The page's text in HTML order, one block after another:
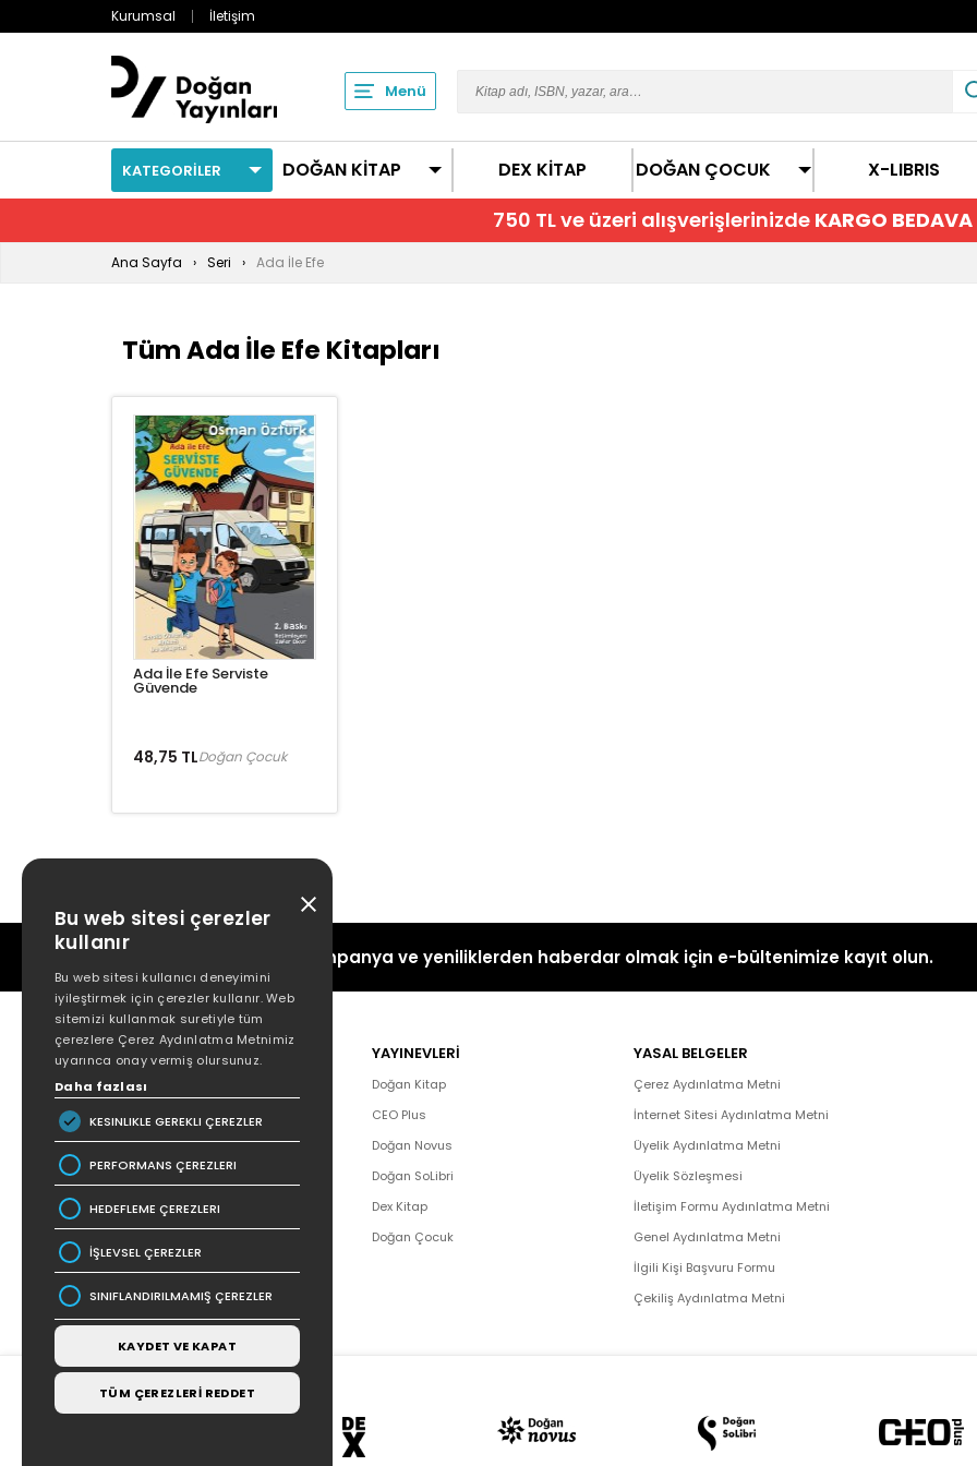
Kurumsal İletişim
Menü
KATEGORİLER DOĞAN KİTAP DEX KİTAP DOĞAN ÇOCUK X-LIBRIS
750 TL ve üzeri alışverişlerinizde KARGO BEDAVA
Ana Sayfa Seri Ada İle Efe
Tüm Ada İle Efe Kitapları
Ada İle Efe Serviste
Güvende
48,75 TLDoğan Çocuk
Kampanya ve yeniliklerden haberdar olmak için e-bültenimize kayıt olun.
POPÜLER
Hakkımızda
Yazar Listesi
İletişim
Bizden Haberler
YAYINEVLERİ
Doğan Kitap
CEO Plus
Doğan Novus
Doğan SoLibri
Dex Kitap
Doğan Çocuk
YASAL BELGELER
Çerez Aydınlatma Metni
İnternet Sitesi Aydınlatma Metni
Üyelik Aydınlatma Metni
Üyelik Sözleşmesi
İletişim Formu Aydınlatma Metni
Genel Aydınlatma Metni
İlgili Kişi Başvuru Formu
Çekiliş Aydınlatma Metni
Bu web sitesi çerezler
kullanır
Bu web sitesi kullanıcı deneyimini
iyileştirmek için çerezler kullanır. Web
sitemizi kullanmak suretiyle tüm
çerezlere Çerez Aydınlatma Metnimiz
uyarınca onay vermiş olursunuz.
Daha fazlası
KESINLIKLE GEREKLI ÇEREZLER
PERFORMANS ÇEREZLERI
HEDEFLEME ÇEREZLERI
İŞLEVSEL ÇEREZLER
SINIFLANDIRILMAMIŞ ÇEREZLER
KAYDET VE KAPAT
TÜM ÇEREZLERİ REDDET